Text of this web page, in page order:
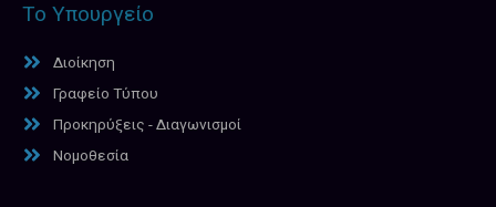
Το Υπουργείο
Διοίκηση
Γραφείο Τύπου
Προκηρύξεις - Διαγωνισμοί
Νομοθεσία